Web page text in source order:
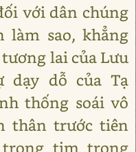
với dân chúng
làm sao, khẳng
lai của Lưu
dạy dỗ của Tạ
thống soái vô
thân trước tiên
tim trong